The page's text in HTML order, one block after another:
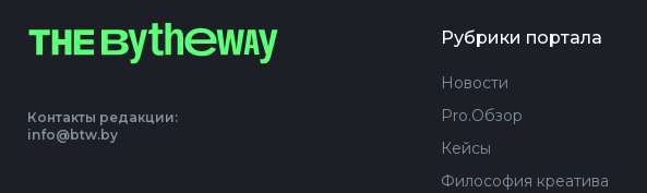
Контакты редакции:
info@btw.by
Рубрики портала
Новости
Pro.Обзор
Кейсы
Философия креатива